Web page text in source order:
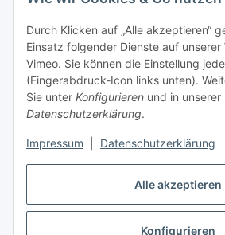
Alle akzeptieren
Konfigurieren
Durch Klicken auf „Alle akzeptieren“
Einsatz folgender Dienste auf unserer
Vimeo. Sie können die Einstellung
(Fingerabdruck-Icon links unten).
Sie unter Konfigurieren und in unserer
Datenschutzerklärung.
Impressum Datenschutzerklärung
Vorauskasse
Rechnung
UNSERE VERSANDPARTNER